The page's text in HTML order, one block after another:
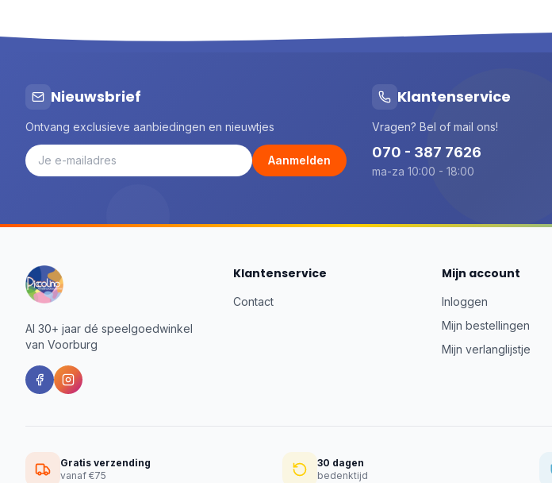
Nieuwsbrief
Ontvang exclusieve aanbiedingen en nieuwtjes
Aanmelden
Klantenservice
Vragen? Bel of mail ons!
070 - 387 7626
ma-za 10:00 - 18:00
Al 30+ jaar dé speelgoedwinkel
van Voorburg
Klantenservice
Contact
Mijn account
Inloggen
Mijn bestellingen
Mijn verlanglijstje
Gratis verzending
vanaf €75
30 dagen
bedenktijd